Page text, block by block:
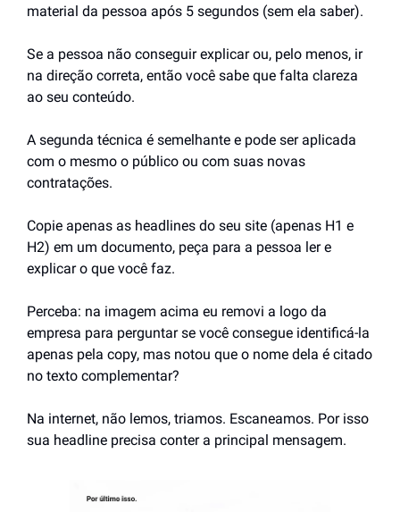
material da pessoa após 5 segundos (sem ela saber).
Se a pessoa não conseguir explicar ou, pelo menos, ir
na direção correta, então você sabe que falta clareza
ao seu conteúdo.
A segunda técnica é semelhante e pode ser aplicada
com o mesmo o público ou com suas novas
contratações.
Copie apenas as headlines do seu site (apenas H1 e
H2) em um documento, peça para a pessoa ler e
explicar o que você faz.
Perceba: na imagem acima eu removi a logo da
empresa para perguntar se você consegue identificá-la
apenas pela copy, mas notou que o nome dela é citado
no texto complementar?
Na internet, não lemos, triamos. Escaneamos. Por isso
sua headline precisa conter a principal mensagem.